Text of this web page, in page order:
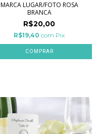
MARCA LUGAR/FOTO ROSA
BRANCA
R$20,00
R$19,40 com Pix